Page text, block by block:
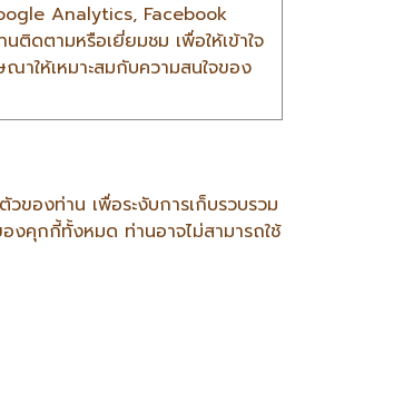
Analytics, Facebook
ติดตามหรือเยี่ยมชม เพื่อให้เข้าใจ
าให้เหมาะสมกับความสนใจของ
ของท่าน เพื่อระงับการเก็บรวบรวม
งคุกกี้ทั้งหมด ท่านอาจไม่สามารถใช้